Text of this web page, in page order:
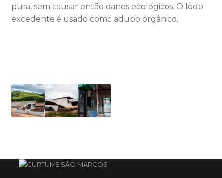
pura, sem causar então danos ecológicos. O lodo
excedente é usado como adubo orgânico.